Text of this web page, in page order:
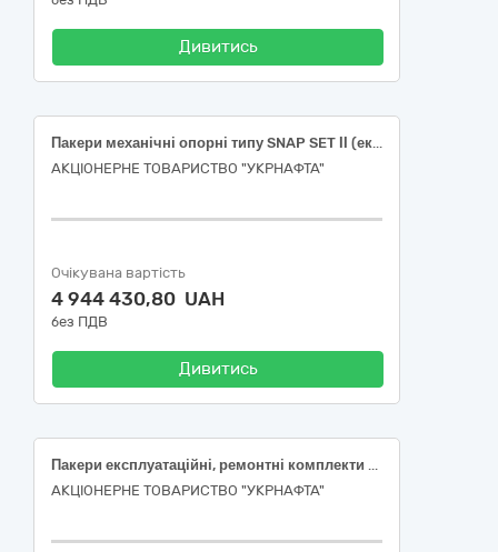
Дивитись
Пакери механічні опорні типу SNAP SET ІІ (експлуатаційні) з ремкомплектами
АКЦІОНЕРНЕ ТОВАРИСТВО "УКPНAФТА"
Очікувана вартість
4 944 430,80 UAH
без ПДВ
Дивитись
Пакери експлуатаційні, ремонтні комплекти до пакерів
АКЦІОНЕРНЕ ТОВАРИСТВО "УКPНAФТА"